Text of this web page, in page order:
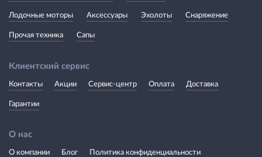
Лодочные моторы Аксессуары Эхолоты Снаряжение
Прочая техника Сапы
Клиентский сервис
Контакты Акции Сервис-центр Оплата Доставка
Гарантии
О нас
О компании Блог Политика конфиденциальности